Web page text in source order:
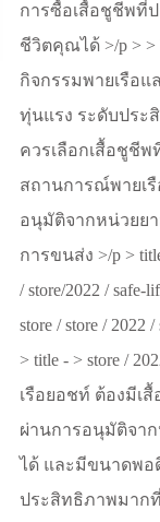
การซื้อเสื้อชูชีพที่
ชีวิตคุณได้ >/p >
กิจกรรมพายเรือแ
ทุ่นแรง ระดับประ
ควรเลือกเสื้อชูชี
สถานการณ์พายเ
อนุมัติจากหน่วยย
การขนส่ง >/p > title
/ store/2022 / safe-
store / store / 2022
> title - > store /
เรือยอชท์ ต้องมีเ
ผ่านการอนุมัติจา
ได้ และมีขนาดพอ
ประสิทธิภาพมาก